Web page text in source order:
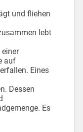
und fliehen
lebt
auf
Eines
Dessen
Es